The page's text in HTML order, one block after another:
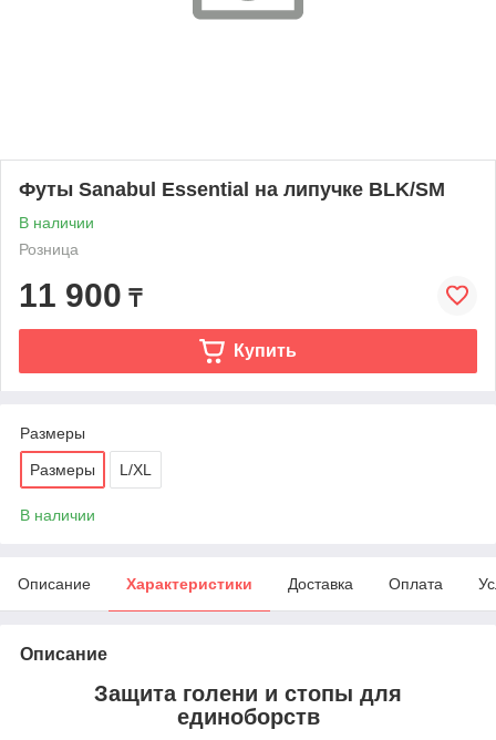
Футы Sanabul Essential на липучке BLK/SM
В наличии
Розница
11 900 ₸
Купить
Размеры
Размеры L/XL
В наличии
Описание Характеристики Доставка Оплата
Описание
Защита голени и стопы для
единоборств